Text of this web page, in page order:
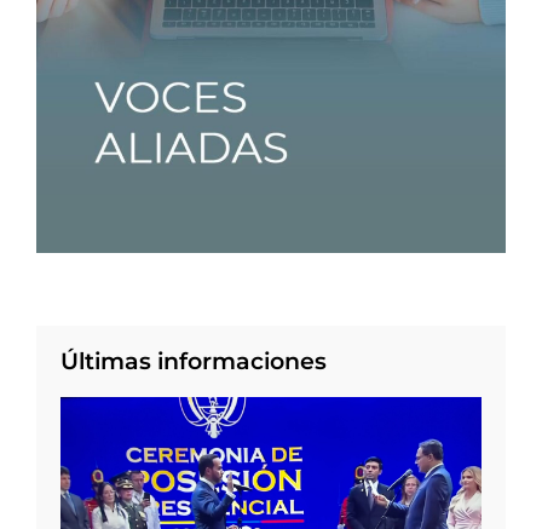
Últimas informaciones